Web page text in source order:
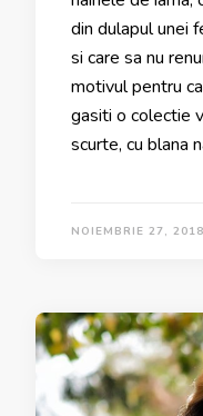
din dulapul unei
si care sa nu
motivul pentru
gasiti o colectie
scurte, cu blana
NOIEMBRIE 27, 2018